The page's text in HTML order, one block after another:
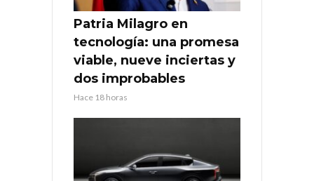
Patria Milagro en
tecnología: una promesa
viable, nueve inciertas y
dos improbables
Hace 18 horas